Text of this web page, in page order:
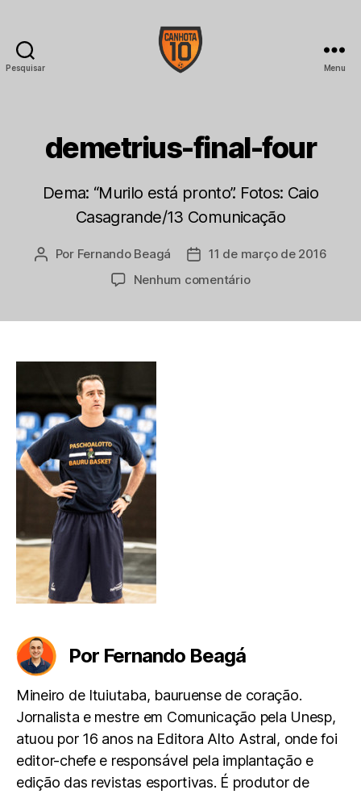
Pesquisar Menu
demetrius-final-four
Dema: “Murilo está pronto”. Fotos: Caio
Casagrande/13 Comunicação
Autor
Por Fernando Beagá
Data11 de março de 2016
Nenhum comentárioem
Por Fernando Beagá
Mineiro de Ituiutaba, bauruense de coração.
Jornalista e mestre em Comunicação pela Unesp,
atuou por 16 anos na Editora Alto Astral, onde foi
editor-chefe e responsável pela implantação e
edição das revistas esportivas. É produtor de